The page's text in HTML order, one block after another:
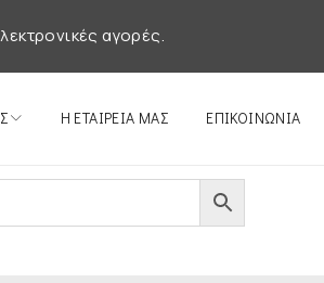
αγορές.
Η ΕΤΑΙΡΕΊΑ ΜΑΣ ΕΠΙΚΟΙΝΩΝΊΑ